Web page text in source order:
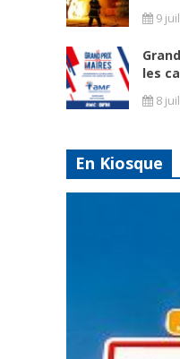
9
les
8
En Kiosque